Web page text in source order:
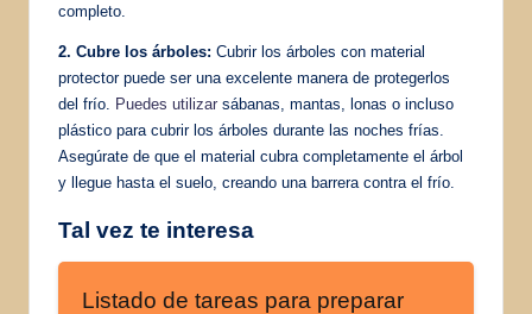
completo.
2. Cubre los árboles: Cubrir los árboles con material
protector puede ser una excelente manera de protegerlos
del frío.
Puedes utilizar sábanas, mantas, lonas o incluso
plástico para cubrir los árboles durante las noches frías.
Asegúrate de que el material cubra completamente el árbol
y llegue hasta el suelo, creando una barrera contra el frío.
Tal vez te interesa
Listado de tareas para preparar